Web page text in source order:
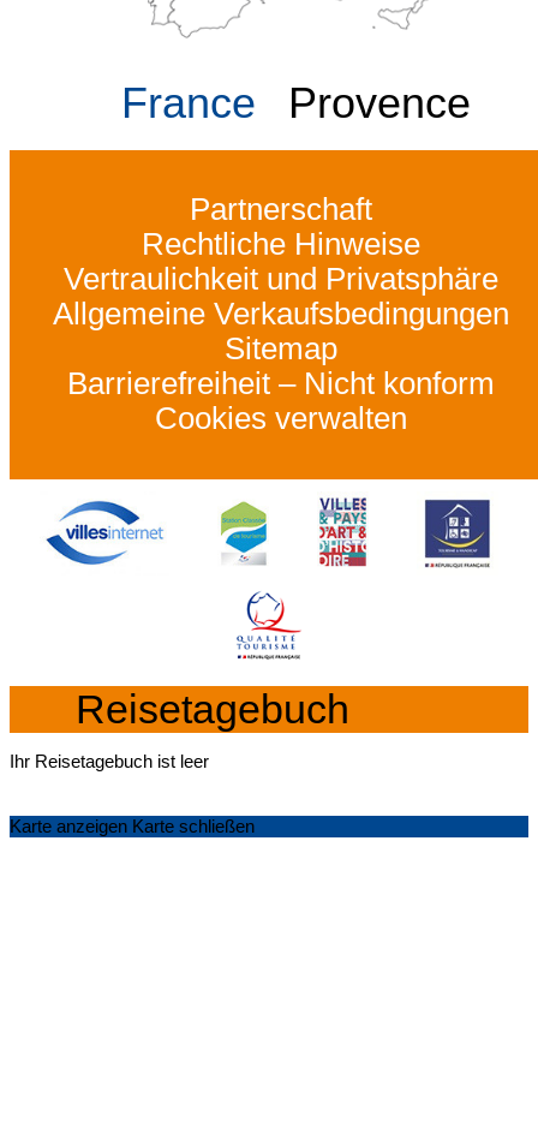
France Provence
Partnerschaft
Rechtliche Hinweise
Vertraulichkeit und Privatsphäre
Allgemeine Verkaufsbedingungen
Sitemap
Barrierefreiheit – Nicht konform
Cookies verwalten
Reisetagebuch
Ihr Reisetagebuch ist leer
Karte anzeigen Karte schließen